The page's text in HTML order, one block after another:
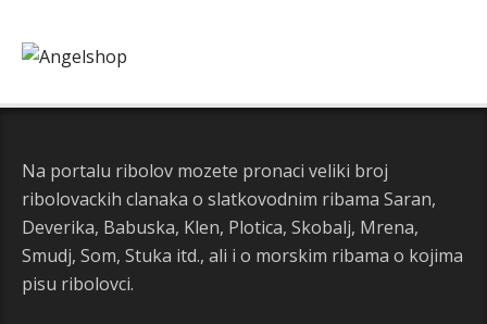
Na portalu ribolov mozete pronaci veliki broj
ribolovackih clanaka o slatkovodnim ribama Saran,
Deverika, Babuska, Klen, Plotica, Skobalj, Mrena,
Smudj, Som, Stuka itd., ali i o morskim ribama o kojima
pisu ribolovci.